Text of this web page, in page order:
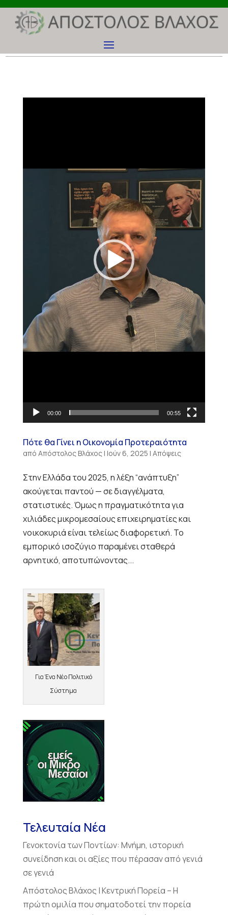
00:00 00:55
Πότε θα Γίνει η Οικονομία Προτεραιότητα
από Απόστολος Βλάχος| Ιούν 6, 2025 | Απόψεις
Στην Ελλάδα του 2025, η λέξη “ανάπτυξη”
ακούγεται παντού — σε διαγγέλματα,
στατιστικές. Όμως η πραγματικότητα για
χιλιάδες μικρομεσαίους επιχειρηματίες και
νοικοκυριά είναι τελείως διαφορετική. Το
εμπορικό ισοζύγιο παραμένει σταθερά
αρνητικό, αποτυπώνοντας...
Για Ένα Νέο Πολιτικό
Σύστημα
Τελευταία Νέα
Γενοκτονία των Ποντίων: Μνήμη, ιστορική
συνείδηση και οι αξίες που πέρασαν από γενιά
σε γενιά
Απόστολος Βλάχος | Κεντρική Πορεία – Η
πρώτη ομιλία που σηματοδοτεί την πορεία